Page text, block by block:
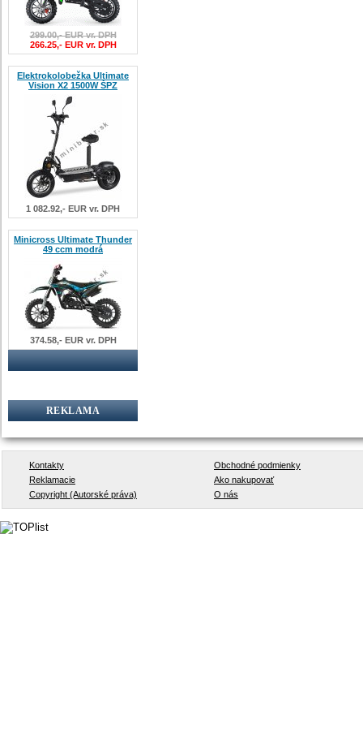
299.00,- EUR vr. DPH
266.25,- EUR vr. DPH
Elektrokolobežka Ultimate
Vision X2 1500W ŠPZ
1 082.92,- EUR vr. DPH
Minicross Ultimate Thunder
49 ccm modrá
374.58,- EUR vr. DPH
REKLAMA
Kontakty
Obchodné podmienky
Reklamacie
Ako nakupovať
Copyright (Autorské práva)
O nás